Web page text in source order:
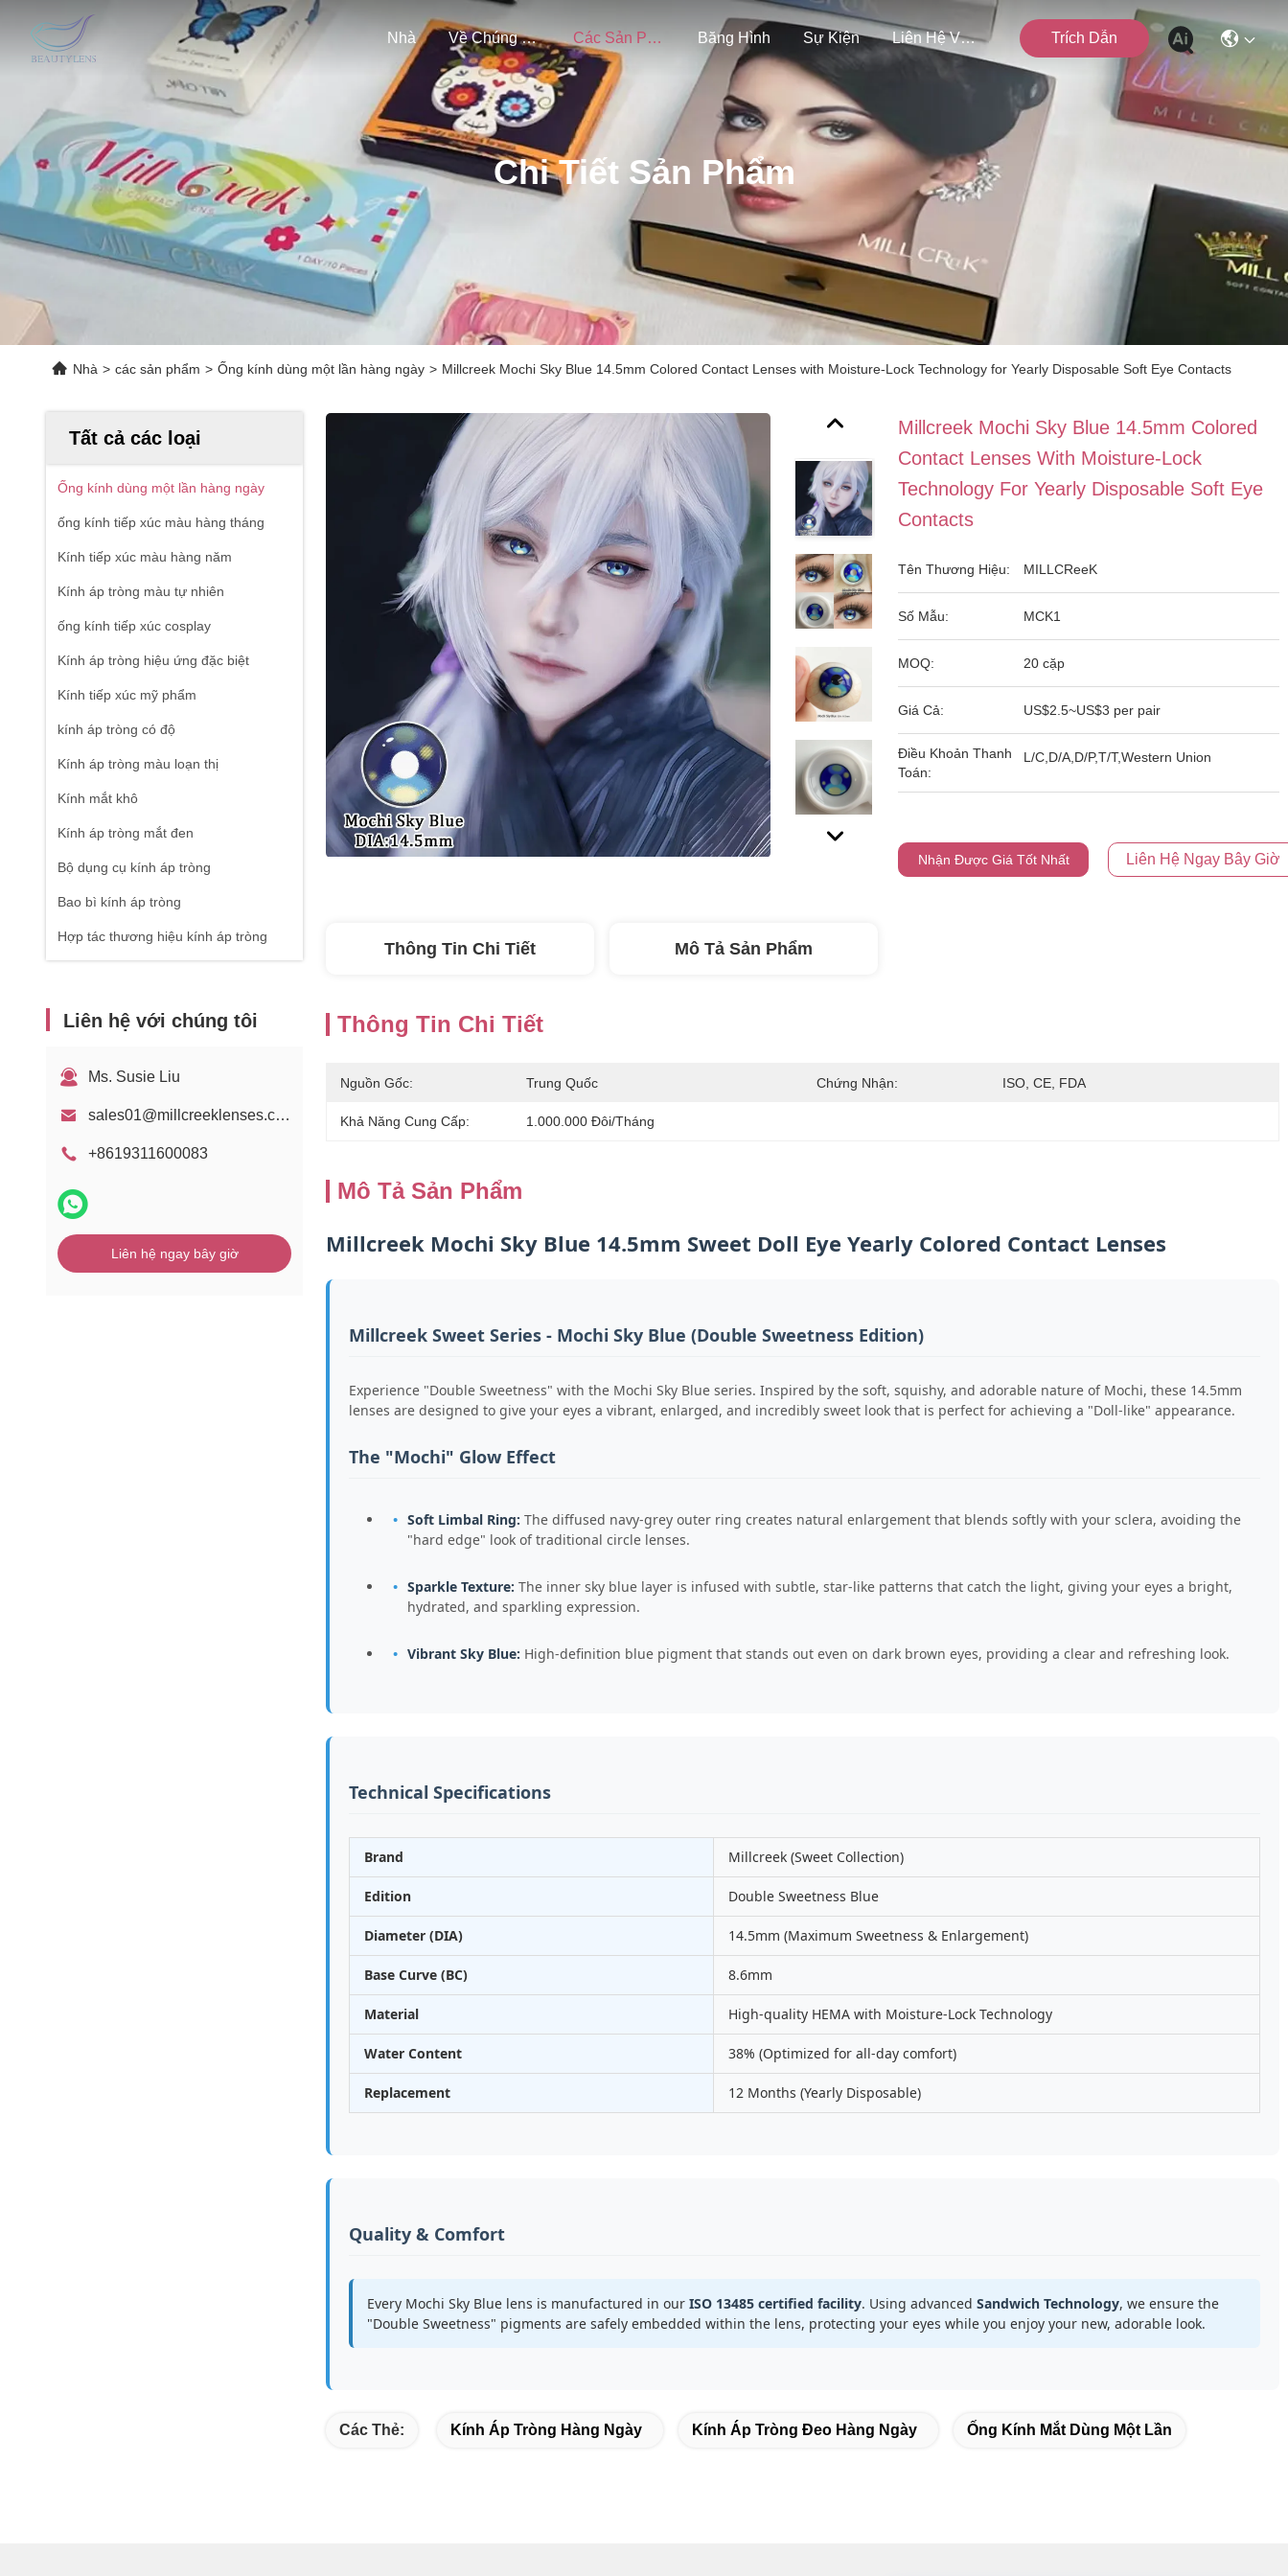
Nhà Về Chúng Tôi Các Sản Phẩm Băng Hình Sự Kiện Liên Hệ Với Chúng Tôi Trích Dẫn
Chi Tiết Sản Phẩm
Nhà > các sản phẩm > Ống kính dùng một lần hàng ngày > Millcreek Mochi Sky Blue 14.5mm Colored Contact Lenses with Moisture-Lock Technology for Yearly Disposable Soft Eye Contacts
Tất cả các loại
Ống kính dùng một lần hàng ngày
ống kính tiếp xúc màu hàng tháng
Kính tiếp xúc màu hàng năm
Kính áp tròng màu tự nhiên
ống kính tiếp xúc cosplay
Kính áp tròng hiệu ứng đặc biệt
Kính tiếp xúc mỹ phẩm
kính áp tròng có độ
Kính áp tròng màu loạn thị
Kính mắt khô
Kính áp tròng mắt đen
Bộ dụng cụ kính áp tròng
Bao bì kính áp tròng
Hợp tác thương hiệu kính áp tròng
Liên hệ với chúng tôi
Ms. Susie Liu
sales01@millcreeklenses.com
+8619311600083
Liên hệ ngay bây giờ
Millcreek Mochi Sky Blue 14.5mm Colored
Contact Lenses With Moisture-Lock
Technology For Yearly Disposable Soft Eye
Contacts
Tên Thương Hiệu: MILLCReeK
Số Mẫu: MCK1
MOQ: 20 cặp
Giá Cả: US$2.5~US$3 per pair
Điều Khoản Thanh
Toán:
L/C,D/A,D/P,T/T,Western Union
Nhận Được Giá Tốt Nhất Liên Hệ Ngay Bây Giờ
Thông Tin Chi Tiết Mô Tả Sản Phẩm
Thông Tin Chi Tiết
Nguồn Gốc: Trung Quốc Chứng Nhận: ISO, CE, FDA
Khả Năng Cung Cấp: 1.000.000 Đôi/tháng
Mô Tả Sản Phẩm
Millcreek Mochi Sky Blue 14.5mm Sweet Doll Eye Yearly Colored Contact Lenses
Millcreek Sweet Series - Mochi Sky Blue (Double Sweetness Edition)
Experience "Double Sweetness" with the Mochi Sky Blue series. Inspired by the soft, squishy, and adorable nature of Mochi, these 14.5mm
lenses are designed to give your eyes a vibrant, enlarged, and incredibly sweet look that is perfect for achieving a "Doll-like" appearance.
The "Mochi" Glow Effect
Soft Limbal Ring: The diffused navy-grey outer ring creates natural enlargement that blends softly with your sclera, avoiding the
"hard edge" look of traditional circle lenses.
Sparkle Texture: The inner sky blue layer is infused with subtle, star-like patterns that catch the light, giving your eyes a bright,
hydrated, and sparkling expression.
Vibrant Sky Blue: High-definition blue pigment that stands out even on dark brown eyes, providing a clear and refreshing look.
Technical Specifications
Brand Millcreek (Sweet Collection)
Edition Double Sweetness Blue
Diameter (DIA) 14.5mm (Maximum Sweetness & Enlargement)
Base Curve (BC) 8.6mm
Material High-quality HEMA with Moisture-Lock Technology
Water Content 38% (Optimized for all-day comfort)
Replacement 12 Months (Yearly Disposable)
Quality & Comfort
Every Mochi Sky Blue lens is manufactured in our ISO 13485 certified facility. Using advanced Sandwich Technology, we ensure the
"Double Sweetness" pigments are safely embedded within the lens, protecting your eyes while you enjoy your new, adorable look.
Các Thẻ: Kính Áp Tròng Hàng Ngày Kính Áp Tròng Đeo Hàng Ngày Ống Kính Mắt Dùng Một Lần